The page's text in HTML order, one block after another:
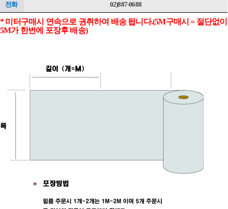
전화 02)887-0688
* 미터구매시 연속으로 권취하여 배송 됩니다.(5M구매시 = 절단없이
5M가 한번에 포장후 배송)